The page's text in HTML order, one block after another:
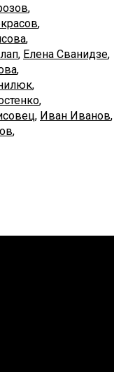
,
,
,
, Елена Сванидзе,
,
,
,
, Иван Иванов,
,